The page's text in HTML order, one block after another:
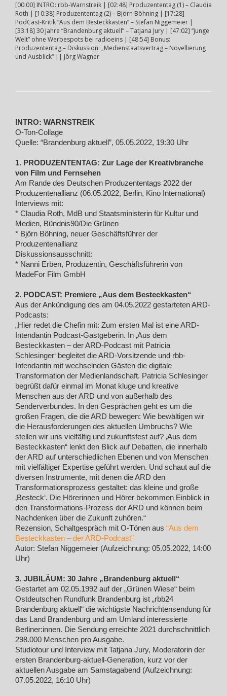
[00:00] INTRO: rbb-Warnstreik | [02:48] Produzententag (1) – Claudia
Roth | [10:38] Produzententag (2) – Björn Böhning | [17:28]
PodCast-Kritik “Aus dem Besteckkasten” – Stefan Niggemeier |
[33:18] 30 Jahre “Brandenburg aktuell” – Tatjana Jury | [47:02] “junge
Welt” ohne Werbespots bei radioeins | [48:54] Bonus:
Produzententag – Diskussion: „Medienstaatsvertrag – Novellierung
und Ausblick“ || Jörg Wagner
INTRO: WARNSTREIK
O-Ton-Collage
Quelle: “Brandenburg aktuell”, 05.05.2022, 19:30 Uhr
1. PRODUZENTENTAG: Zur Lage der Kreativbranche
von Film und Fernsehen
Am Rande des Deutschen Produzententags 2022 der
Produzentenallianz (06.05.2022, Berlin, Kino International)
Interviews mit:
* Claudia Roth, MdB und Staatsministerin für Kultur und
Medien, Bündnis90/Die Grünen
* Björn Böhning, neuer Geschäftsführer der
Produzentenallianz
Diskussionsausschnitt:
* Nanni Erben, Produzentin, Geschäftsführerin von
MadeFor Film GmbH
2. PODCAST: Premiere „Aus dem Besteckkasten“
Aus der Ankündigung des am 04.05.2022 gestarteten ARD-
Podcasts:
„Hier redet die Chefin mit: Zum ersten Mal ist eine ARD-
Intendantin Podcast-Gastgeberin. In ‚Aus dem
Besteckkasten – der ARD-Podcast mit Patricia
Schlesinger‘ begleitet die ARD-Vorsitzende und rbb-
Intendantin mit wechselnden Gästen die digitale
Transformation der Medienlandschaft. Patricia Schlesinger
begrüßt dafür einmal im Monat kluge und kreative
Menschen aus der ARD und von außerhalb des
Senderverbundes. In den Gesprächen geht es um die
großen Fragen, die die ARD bewegen: Wie bewältigen wir
die Herausforderungen des aktuellen Umbruchs? Wie
stellen wir uns vielfältig und zukunftsfest auf? ‚Aus dem
Besteckkasten“ lenkt den Blick auf Debatten, die innerhalb
der ARD auf unterschiedlichen Ebenen und von Menschen
mit vielfältiger Expertise geführt werden. Und schaut auf die
diversen Instrumente, mit denen die ARD den
Transformationsprozess gestaltet: das kleine und große
‚Besteck‘. Die Hörerinnen und Hörer bekommen Einblick in
den Transformations-Prozess der ARD und können beim
Nachdenken über die Zukunft zuhören.“
Rezension, Schaltgespräch mit O-Tönen aus “Aus dem
Besteckkasten – der ARD-Podcast”
Autor: Stefan Niggemeier (Aufzeichnung: 05.05.2022, 14:00
Uhr)
3. JUBILÄUM: 30 Jahre „Brandenburg aktuell“
Gestartet am 02.05.1992 auf der „Grünen Wiese“ beim
Ostdeutschen Rundfunk Brandenburg ist „rbb24
Brandenburg aktuell“ die wichtigste Nachrichtensendung für
das Land Brandenburg und am Umland interessierte
Berliner:innen. Die Sendung erreichte 2021 durchschnittlich
298.000 Menschen pro Ausgabe.
Studiotour und Interview mit Tatjana Jury, Moderatorin der
ersten Brandenburg-aktuell-Generation, kurz vor der
aktuellen Ausgabe am Samstagabend (Aufzeichnung:
07.05.2022, 16:10 Uhr)